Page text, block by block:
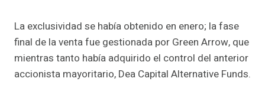
La exclusividad se había obtenido en enero; la fase
final de la venta fue gestionada por Green Arrow, que
mientras tanto había adquirido el control del anterior
accionista mayoritario, Dea Capital Alternative Funds.